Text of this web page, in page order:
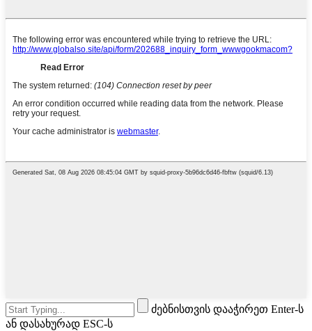
ძებნისთვის დააჭირეთ Enter-ს
ან დასახურად ESC-ს